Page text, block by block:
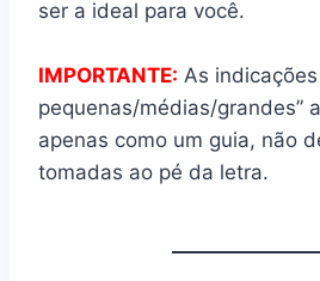
ser a ideal para você.
IMPORTANTE: As
pequenas/médias/grandes”
apenas como um guia, não
tomadas ao pé da letra.